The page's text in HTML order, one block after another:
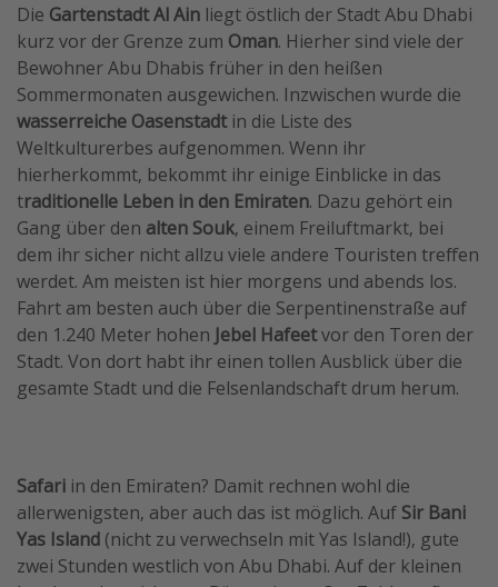
Die Gartenstadt Al Ain liegt östlich der Stadt Abu Dhabi
kurz vor der Grenze zum Oman. Hierher sind viele der
Bewohner Abu Dhabis früher in den heißen
Sommermonaten ausgewichen. Inzwischen wurde die
wasserreiche Oasenstadtin die Liste des
Weltkulturerbes aufgenommen. Wenn ihr
hierherkommt, bekommt ihr einige Einblicke in das
traditionelle Leben in den Emiraten. Dazu gehört ein
Gang über den alten Souk, einem Freiluftmarkt, bei
dem ihr sicher nicht allzu viele andere Touristen treffen
werdet. Am meisten ist hier morgens und abends los.
Fahrt am besten auch über die Serpentinenstraße auf
den 1.240 Meter hohen Jebel Hafeetvor den Toren der
Stadt. Von dort habt ihr einen tollen Ausblick über die
gesamte Stadt und die Felsenlandschaft drum herum.
Safari in den Emiraten? Damit rechnen wohl die
allerwenigsten, aber auch das ist möglich. Auf Sir Bani
Yas Island (nicht zu verwechseln mit Yas Island!), gute
zwei Stunden westlich von Abu Dhabi. Auf der kleinen